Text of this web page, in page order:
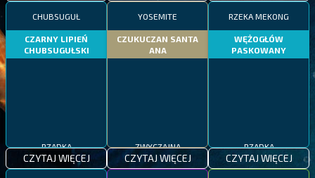
CHUBSUGUŁ
CZARNY LIPIEŃ
CHUBSUGUŁSKI
RZADKA
CZYTAJ WIĘCEJ
YOSEMITE
CZUKUCZAN SANTA
ANA
ZWYCZAJNA
CZYTAJ WIĘCEJ
RZEKA MEKONG
WĘŻOGŁÓW
PASKOWANY
RZADKA
CZYTAJ WIĘCEJ